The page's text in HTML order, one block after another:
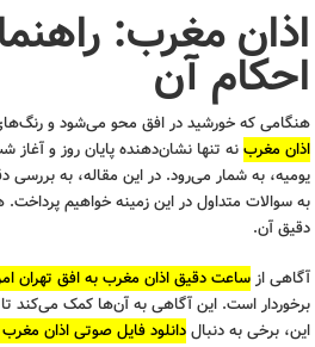
اذان مغرب:
احکام آن
هنگامی که خورشید در افق محو می‌شود و
اذان مغربنه تنها نشان‌دهنده پایان روز و آغاز
یومیه، به شمار می‌رود. در این مقاله، به بررسی
به سوالات متداول در این زمینه خواهیم
دقیق آن.
آگاهی ازساعت دقیق اذان مغرب به افق تهران
برخوردار است. این آگاهی به آن‌ها کمک می‌کند تا
این، برخی به دنبالدانلود فایل صوتی اذان